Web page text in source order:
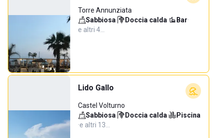
Torre Annunziata
Sabbiosa· Doccia calda· Bar·
e altri 4…
Lido Gallo
Castel Volturno
Sabbiosa· Doccia calda·
Piscina
·e altri 13…